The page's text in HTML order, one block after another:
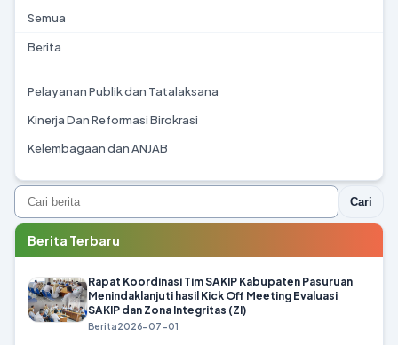
Semua
Berita
Pelayanan Publik dan Tatalaksana
Kinerja Dan Reformasi Birokrasi
Kelembagaan dan ANJAB
Cari
Berita Terbaru
Rapat Koordinasi Tim SAKIP Kabupaten Pasuruan
Menindaklanjuti hasil Kick Off Meeting Evaluasi
SAKIP dan Zona Integritas (ZI)
Berita2026-07-01